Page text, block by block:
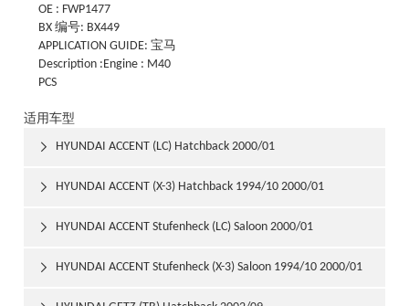
OE : FWP1477
BX 编号: BX449
APPLICATION GUIDE: 宝马
Description :Engine : M40
PCS
适用车型
HYUNDAI ACCENT (LC) Hatchback 2000/01

HYUNDAI ACCENT (X-3) Hatchback 1994/10 2000/01

HYUNDAI ACCENT Stufenheck (LC) Saloon 2000/01

HYUNDAI ACCENT Stufenheck (X-3) Saloon 1994/10 2000/01
